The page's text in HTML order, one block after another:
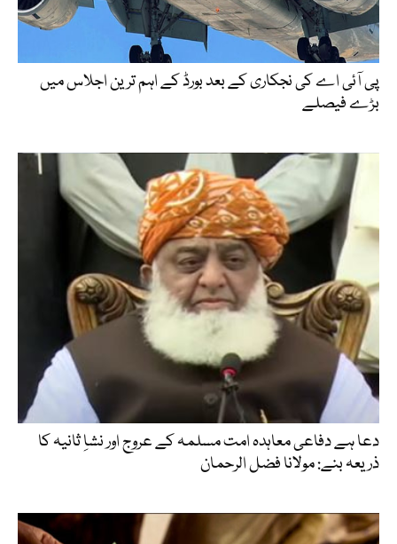
پی آئی اے کی نجکاری کے بعد بورڈ کے اہم ترین اجلاس میں
بڑے فیصلے
دعا ہے دفاعی معاہدہ امت مسلمہ کے عروج اور نشاِ ثانیہ کا
ذریعہ بنے: مولانا فضل الرحمان